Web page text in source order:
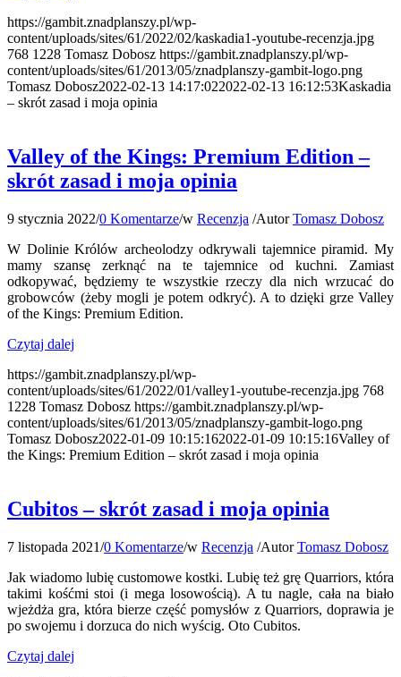
https://gambit.znadplanszy.pl/wp-
content/uploads/sites/61/2022/02/kaskadia1-youtube-recenzja.jpg
768 1228 Tomasz Dobosz https://gambit.znadplanszy.pl/wp-
content/uploads/sites/61/2013/05/znadplanszy-gambit-logo.png
Tomasz Dobosz2022-02-13 14:17:022022-02-13 16:12:53Kaskadia
– skrót zasad i moja opinia
Valley of the Kings: Premium Edition –
skrót zasad i moja opinia
9 stycznia 2022/0 Komentarze/w Recenzja /AutorTomasz Dobosz
W Dolinie Królów archeolodzy odkrywali tajemnice piramid. My
mamy szansę zerknąć na te tajemnice od kuchni. Zamiast
odkopywać, będziemy te wszystkie rzeczy dla nich wrzucać do
grobowców (żeby mogli je potem odkryć). A to dzięki grze Valley
of the Kings: Premium Edition.
Czytaj dalej
https://gambit.znadplanszy.pl/wp-
content/uploads/sites/61/2022/01/valley1-youtube-recenzja.jpg 768
1228 Tomasz Dobosz https://gambit.znadplanszy.pl/wp-
content/uploads/sites/61/2013/05/znadplanszy-gambit-logo.png
Tomasz Dobosz2022-01-09 10:15:162022-01-09 10:15:16Valley of
the Kings: Premium Edition – skrót zasad i moja opinia
Cubitos – skrót zasad i moja opinia
7 listopada 2021/0 Komentarze/w Recenzja /AutorTomasz Dobosz
Jak wiadomo lubię customowe kostki. Lubię też grę Quarriors, która
takimi kośćmi stoi (i mega losowością). A tu nagle, cała na biało
wjeżdża gra, która bierze część pomysłów z Quarriors, doprawia je
po swojemu i dorzuca do nich wyścig. Oto Cubitos.
Czytaj dalej